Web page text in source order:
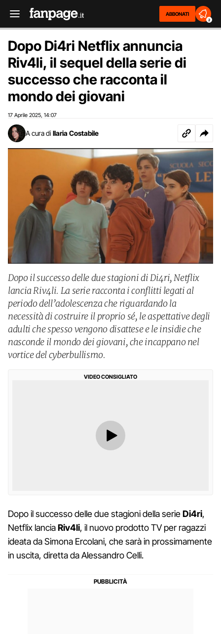
ABBONATI
2
Dopo Di4ri Netflix annuncia
Riv4li, il sequel della serie di
successo che racconta il
mondo dei giovani
17 Aprile 2025 14:07
A cura di Ilaria Costabile
Dopo il successo delle due stagioni di Di4ri, Netflix
lancia Riv4li. La serie racconta i conflitti legati al
periodo dell’adolescenza che riguardando la
necessità di costruire il proprio sé, le aspettative degli
adulti che spesso vengono disattese e le insidie che
nasconde il mondo dei giovani, che incappano nel
vortice del cyberbullismo.
VIDEO CONSIGLIATO
Dopo il successo delle due stagioni della serieDi4ri,
Netflix lanciaRiv4li, il nuovo prodotto TV per ragazzi
ideata da Simona Ercolani, che sarà in prossimamente
in uscita, diretta da Alessandro Celli.